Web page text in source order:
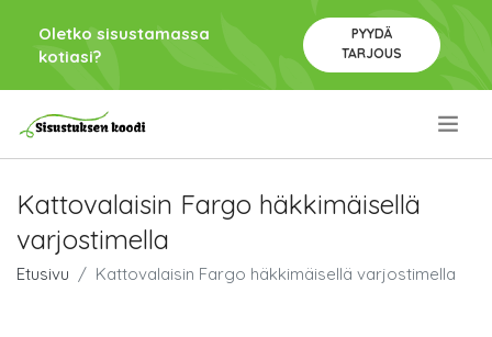
Oletko sisustamassa
kotiasi?
PYYDÄ
TARJOUS
Kattovalaisin Fargo häkkimäisellä
varjostimella
Etusivu Kattovalaisin Fargo häkkimäisellä varjostimella